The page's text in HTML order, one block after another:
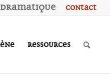
Contact
Dramatique
Ressources